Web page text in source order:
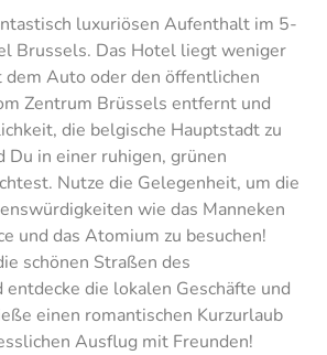
luxuriösen Aufenthalt im 5-
Brussels. Das Hotel liegt weniger
Auto oder den öffentlichen
Zentrum Brüssels entfernt und
die belgische Hauptstadt zu
Du in einer ruhigen, grünen
Nutze die Gelegenheit, um die
wie das Manneken
und das Atomium zu besuchen!
schönen Straßen des
die lokalen Geschäfte und
einen romantischen Kurzurlaub
Ausflug mit Freunden!